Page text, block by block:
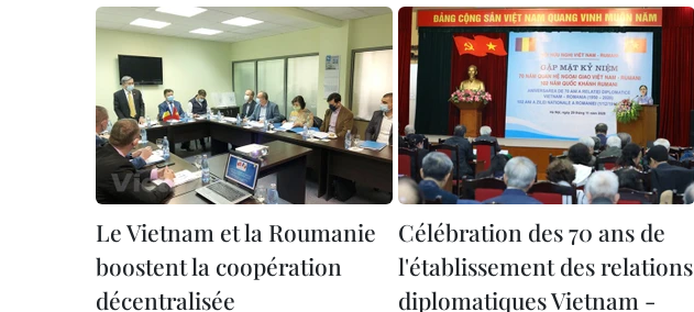
Le Vietnam et la Roumanie
boostent la coopération
décentralisée
Célébration des 70 ans de
l'établissement des relations
diplomatiques Vietnam -